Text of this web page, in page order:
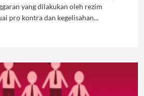
yang dilakukan oleh rezim
pro kontra dan kegelisahan...